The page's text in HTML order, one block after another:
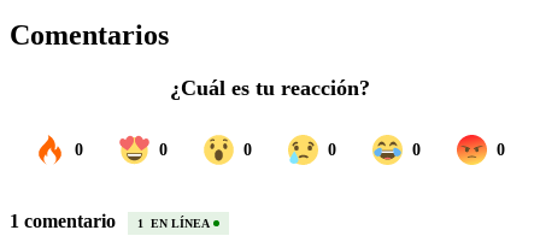
Comentarios